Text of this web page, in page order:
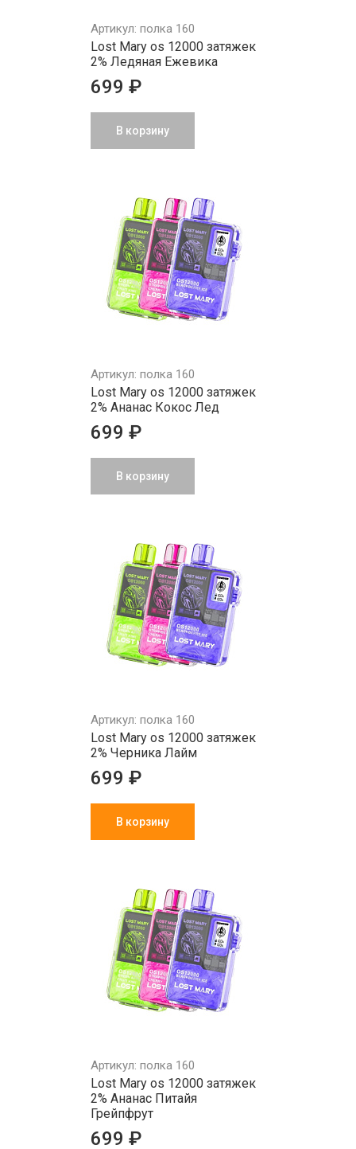
Артикул: полка 160
Lost Mary os 12000 затяжек
2% Ледяная Ежевика
699 ₽
В корзину
Артикул: полка 160
Lost Mary os 12000 затяжек
2% Ананас Кокос Лед
699 ₽
В корзину
Артикул: полка 160
Lost Mary os 12000 затяжек
2% Черника Лайм
699 ₽
В корзину
Артикул: полка 160
Lost Mary os 12000 затяжек
2% Ананас Питайя
Грейпфрут
699 ₽